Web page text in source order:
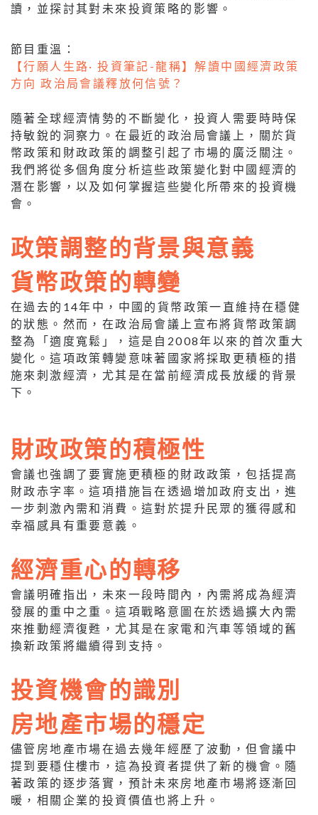
讀，並探討其對未來投資策略的影響。
節目重溫：
【行願人生路· 投資筆記-龍稱】解讀中國經濟政策
方向 政治局會議釋放何信號？
隨著全球經濟情勢的不斷變化，投資人需要時時保
持敏銳的洞察力。在最近的政治局會議上，關於貨
幣政策和財政政策的調整引起了市場的廣泛關注。
我們將從多個角度分析這些政策變化對中國經濟的
潛在影響，以及如何掌握這些變化所帶來的投資機
會。
政策調整的背景與意義
貨幣政策的轉變
在過去的14年中，中國的貨幣政策一直維持在穩健
的狀態。然而，在政治局會議上宣布將貨幣政策調
整為「適度寬鬆」，這是自2008年以來的首次重大
變化。這項政策轉變意味著國家將採取更積極的措
施來刺激經濟，尤其是在當前經濟成長放緩的背景
下。
財政政策的積極性
會議也強調了要實施更積極的財政政策，包括提高
財政赤字率。這項措施旨在透過增加政府支出，進
一步刺激內需和消費。這對於提升民眾的獲得感和
幸福感具有重要意義。
經濟重心的轉移
會議明確指出，未來一段時間內，內需將成為經濟
發展的重中之重。這項戰略意圖在於透過擴大內需
來推動經濟復甦，尤其是在家電和汽車等領域的舊
換新政策將繼續得到支持。
投資機會的識別
房地產市場的穩定
儘管房地產市場在過去幾年經歷了波動，但會議中
提到要穩住樓市，這為投資者提供了新的機會。隨
著政策的逐步落實，預計未來房地產市場將逐漸回
暖，相關企業的投資價值也將上升。